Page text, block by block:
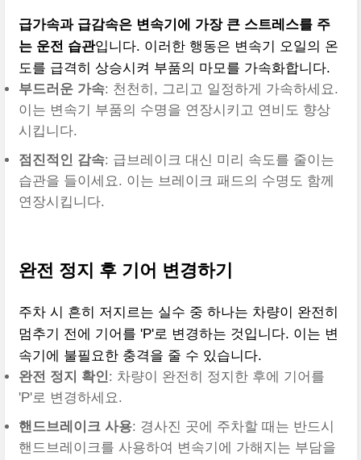
급가속과 급감속은 변속기에 가장 큰 스트레스를 주
는 운전 습관입니다. 이러한 행동은 변속기 오일의 온
도를 급격히 상승시켜 부품의 마모를 가속화합니다.
부드러운 가속: 천천히, 그리고 일정하게 가속하세요.
이는 변속기 부품의 수명을 연장시키고 연비도 향상
시킵니다.
점진적인 감속: 급브레이크 대신 미리 속도를 줄이는
습관을 들이세요. 이는 브레이크 패드의 수명도 함께
연장시킵니다.
완전 정지 후 기어 변경하기
주차 시 흔히 저지르는 실수 중 하나는 차량이 완전히
멈추기 전에 기어를 'P'로 변경하는 것입니다. 이는 변
속기에 불필요한 충격을 줄 수 있습니다.
완전 정지 확인: 차량이 완전히 정지한 후에 기어를
'P'로 변경하세요.
핸드브레이크 사용: 경사진 곳에 주차할 때는 반드시
핸드브레이크를 사용하여 변속기에 가해지는 부담을